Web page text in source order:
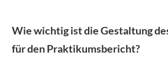
Wie wichtig ist die Gestaltung
für den Praktikumsbericht?